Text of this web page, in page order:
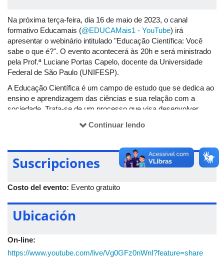
Na próxima terça-feira, dia 16 de maio de 2023, o canal
formativo Educamais (@EDUCAMais1 - YouTube) irá
apresentar o webinário intitulado "Educação Científica: Você
sabe o que é?". O evento acontecerá às 20h e será ministrado
pela Prof.ª Luciane Portas Capelo, docente da Universidade
Federal de São Paulo (UNIFESP).
A Educação Científica é um campo de estudo que se dedica ao
ensino e aprendizagem das ciências e sua relação com a
sociedade. Trata-se de um processo que visa desenvolver
crítico e a tomada de decisões baseadas em evidências
Discute-se, ainda, a alfabetização científica, componente
fundamental da Educação Científica, que se refere à
situações cotidianas. Através da alfabetização científica, os
dos fenômenos naturais e tecnológicos, bem como dos
impactos da ciência e da tecnologia na sociedade.
Educação Básica, pois ajuda a formar cidadãos críticos e
conscientes de sua relação com a ciência e a tecnologia. Além
Continuar lendo
Suscripciones
Costo del evento: Evento gratuito
Ubicación
On-line:
https://www.youtube.com/live/Vg0GFz0nWnI?feature=share